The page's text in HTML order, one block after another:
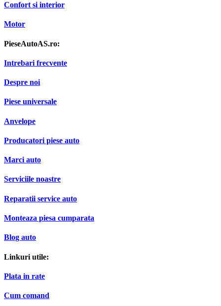
Confort si interior
Motor
PieseAutoAS.ro:
Intrebari frecvente
Despre noi
Piese universale
Anvelope
Producatori piese auto
Marci auto
Serviciile noastre
Reparatii service auto
Monteaza piesa cumparata
Blog auto
Linkuri utile:
Plata in rate
Cum comand